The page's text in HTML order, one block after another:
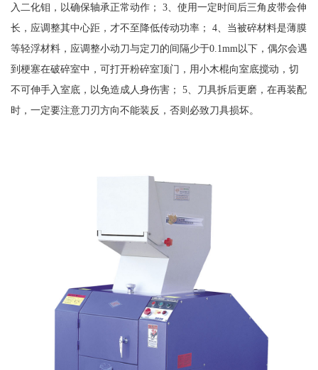
入二化钼，以确保轴承正常动作； 3、使用一定时间后三角皮带会伸
长，应调整其中心距，才不至降低传动功率； 4、当被碎材料是薄膜
等轻浮材料，应调整小动刀与定刀的间隔少于0.1mm以下，偶尔会遇
到梗塞在破碎室中，可打开粉碎室顶门，用小木棍向室底搅动，切
不可伸手入室底，以免造成人身伤害； 5、刀具拆后更磨，在再装配
时，一定要注意刀刃方向不能装反，否则必致刀具损坏。